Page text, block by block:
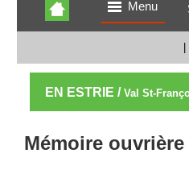
Menu
EN ESTRIE / Val St-
Mémoire